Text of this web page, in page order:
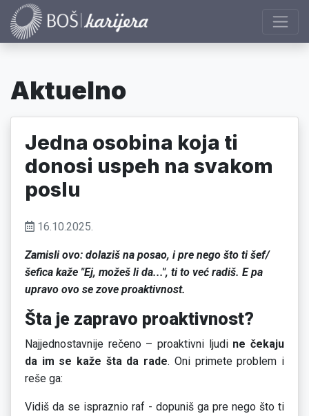
Aktuelno
Jedna osobina koja ti
donosi uspeh na svakom
poslu
16.10.2025.
Zamisli ovo: dolaziš na posao, i pre nego što ti šef/
šefica kaže "Ej, možeš li da...", ti to već radiš. E pa
upravo ovo se zove proaktivnost.
Šta je zapravo proaktivnost?
Najjednostavnije rečeno – proaktivni ljudi ne čekaju
da im se kaže šta da rade. Oni primete problem i
reše ga:
Vidiš da se ispraznio raf - dopuniš ga pre nego što ti